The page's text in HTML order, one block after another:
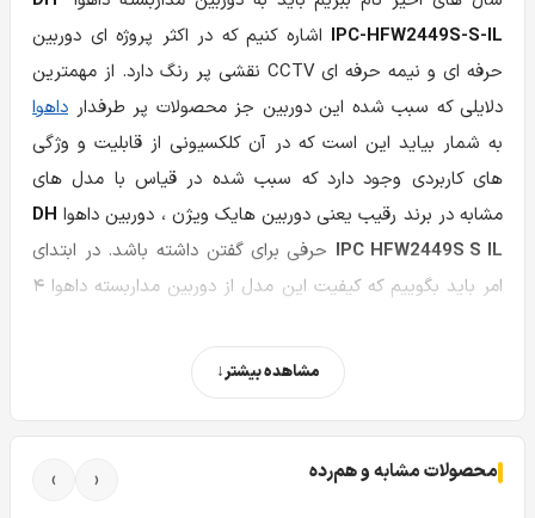
IPC-HFW2449S-S-IL اشاره کنیم که در اکثر پروژه ای دوربین
حرفه ای و نیمه حرفه ای CCTV نقشی پر رنگ دارد. از مهمترین
دلایلی که سبب شده این دوربین جز محصولات پر طرفدار داهوا
به شمار بیاید این است که در آن کلکسیونی از قابلیت و وژگی
های کاربردی وجود دارد که سبب شده در قیاس با مدل های
مشابه در برند رقیب یعنی دوربین هایک ویژن ، دوربین داهوا DH
IPC HFW2449S S IL حرفی برای گفتن داشته باشد. در ابتدای
امر باید بگوییم که کیفیت این مدل از دوربین مداربسته داهوا ۴
میزان ۱۲۰ دسی بل سبب شده تا این دوربین در زمره دوربین های
پر فروش بازار دوربین مداربسته به شمار آید. از مهمترین ویژگی
مشاهده بیشتر
محصولات مشابه و هم‌رده ‹
›